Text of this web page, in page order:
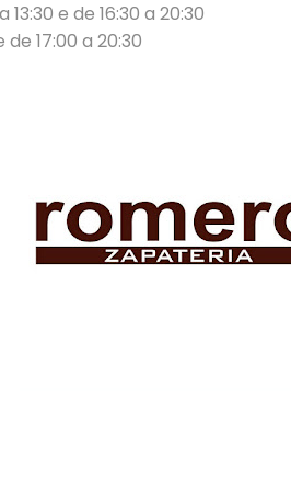
e de 16:30 a 20:30
17:00 a 20:30